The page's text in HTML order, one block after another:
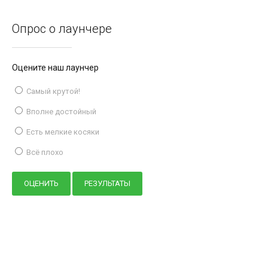
Опрос о лаунчере
Оцените наш лаунчер
Самый крутой!
Вполне достойный
Есть мелкие косяки
Всё плохо